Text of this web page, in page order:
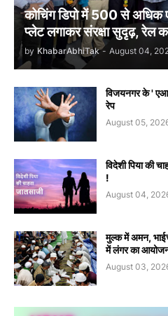
कोचिंग डिपो में 500 से अधिक
प्लेट लगाकर संरक्षा सुदृढ़, रेल
by KhabarAbhiTak - August 04,
विजयनगर के '
रेप
August 05,
विदेशी पिया की
!
August 04,
मुल्क में अमन,
में लंगर का
August 03,